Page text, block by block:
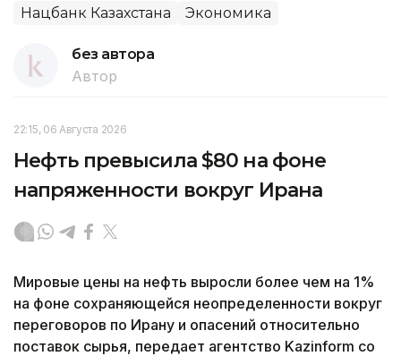
Нацбанк Казахстана Экономика
без автора
Автор
22:15, 06 Августа 2026
Нефть превысила $80 на фоне
напряженности вокруг Ирана
Мировые цены на нефть выросли более чем на 1%
на фоне сохраняющейся неопределенности вокруг
переговоров по Ирану и опасений относительно
поставок сырья, передает агентство Kazinform со